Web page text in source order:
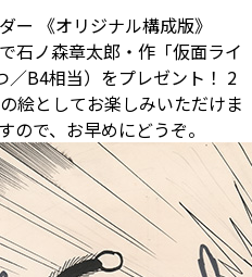
ー 《オリジナル構成版》
石ノ森章太郎・作「仮面ライ
／B4相当）をプレゼント！ 2
絵としてお楽しみいただけま
ので、お早めにどうぞ。